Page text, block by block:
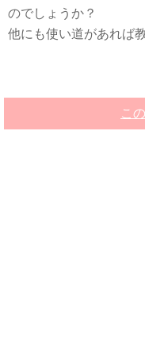
のでしょうか？
他にも使い道があれば
こ